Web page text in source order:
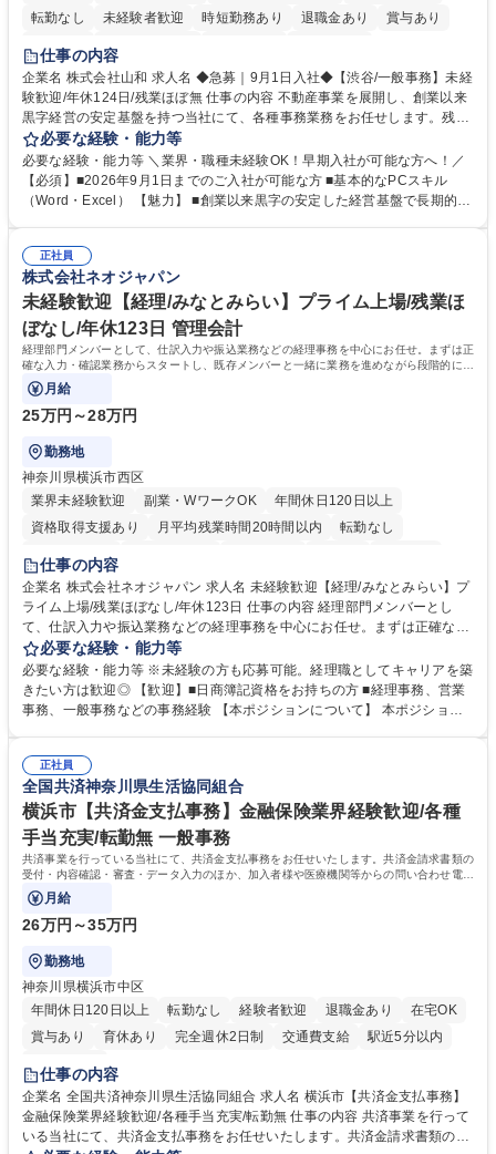
転勤なし
未経験者歓迎 時短勤務あり 退職金あり
賞与あり
育休あり
完全週休2日制
仕事の内容
企業名 株式会社山和 求人名 ◆急募｜9月1日入社◆【渋谷/一般事務】未経
験歓迎/年休124日/残業ほぼ無 仕事の内容 不動産事業を展開し、創業以来
黒字経営の安定基盤を持つ当社にて、各種事務業務をお任せします。残業
がほぼ発生せず、連続した日程の有給取得が可能なため、WLBを整えたい
方にお勧めの環境です！ 入社後はOJTを通じて丁寧に研修を行いますの
で、事務未経験の方でも安心して臨むことができます。 【業務詳細】■電
話・来客対応 ■物件の鍵や社内の備品管理 ■データ入力や書類作成 ■契約
必要な経験・能力等
必要な経験・能力等 ＼業界・職種未経験OK！早期入社が可能な方へ！／
【必須】■2026年9月1日までのご入社が可能な方 ■基本的なPCスキル
（Word・Excel） 【魅力】 ■創業以来黒字の安定した経営基盤で長期的に
のOJTで業務を習得可能、未経験でもしっかりサポート 学歴・資格 学
歴：大学院 大学 高専 短大 語学力： 資格：
正社員
株式会社ネオジャパン
未経験歓迎【経理/みなとみらい】プライム上場/残業ほ
ぼなし/年休123日 管理会計
経理部門メンバーとして、仕訳入力や振込業務などの経理事務を中心にお任せ。まずは正
確な入力・確認業務からスタートし、既存メンバーと一緒に業務を進めながら段階的に経
理知識を身につけていただきます。
月給
25万円～28万円
勤務地
神奈川県横浜市西区
業界未経験歓迎
副業・WワークOK
年間休日120日以上
資格取得支援あり
月平均残業時間20時間以内
転勤なし
未経験者歓迎
完全週休2日制
交通費支給 駅近5分以内 土日祝休み
服装自由
寮・社宅あり
仕事の内容
企業名 株式会社ネオジャパン 求人名 未経験歓迎【経理/みなとみらい】プ
ライム上場/残業ほぼなし/年休123日 仕事の内容 経理部門メンバーとし
て、仕訳入力や振込業務などの経理事務を中心にお任せ。まずは正確な入
力・確認業務からスタートし、既存メンバーと一緒に業務を進めながら段
階的に経理知識を身につけていただきます。 【具体的には】 ■社内稟議に
基づく仕訳入力 ■月末の振込業務 ■明細作成 ■伝票処理、記帳業務 ■既存
メンバーの業務サポート 【将来的には】 ■月次決算補助 ■四半期・年次決
想定です。 募集職種 未経験歓迎【経理/みなとみらい】プライム上場/残業
ほぼなし/年休123日
必要な経験・能力等
必要な経験・能力等 ※未経験の方も応募可能。経理職としてキャリアを築
きたい方は歓迎◎ 【歓迎】■日商簿記資格をお持ちの方 ■経理事務、営業
事務、一般事務などの事務経験 【本ポジションについて】 本ポジション
当し、3～5年をかけて月次決算・四半期決算・開示資料作成補助などへス
テップアップできます。また、残業は通常月ほぼなく、決算月でも10時間
未満のため、無理なく経理として専門性を身につけられる環境です。 学
歴・資格 学歴：大学院 大学 高専 短大 専修学校 高校 語学力： 資格：日商
簿記検定1級 日商簿記検定2級
正社員
全国共済神奈川県生活協同組合
横浜市【共済金支払事務】金融保険業界経験歓迎/各種
手当充実/転勤無 一般事務
共済事業を行っている当社にて、共済金支払事務をお任せいたします。共済金請求書類の
受付・内容確認・審査・データ入力のほか、加入者様や医療機関等からの問い合わせ電話
対応や書類発送等を担当します。
月給
26万円～35万円
勤務地
神奈川県横浜市中区
年間休日120日以上
転勤なし 経験者歓迎 退職金あり
在宅OK
賞与あり
育休あり 完全週休2日制 交通費支給
駅近5分以内
土日祝休み
仕事の内容
企業名 全国共済神奈川県生活協同組合 求人名 横浜市【共済金支払事務】
金融保険業界経験歓迎/各種手当充実/転勤無 仕事の内容 共済事業を行って
いる当社にて、共済金支払事務をお任せいたします。共済金請求書類の受